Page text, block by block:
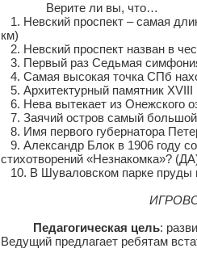
Верите ли вы, что…
1. Невский проспект – самая
км)
2. Невский проспект назван в
3. Первый раз Седьмая
4. Самая высокая точка СПб
5. Архитектурный памятник
6. Нева вытекает из Онежского
7. Заячий остров самый
8. Имя первого губернатора
9. Александр Блок в 1906 году
стихотворений «Незнакомка»?
10. В Шуваловском парке
Педагогическая цель:
Ведущий предлагает ребятам